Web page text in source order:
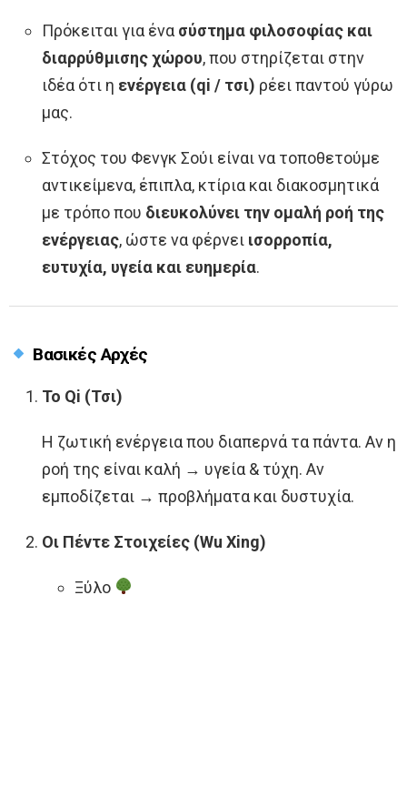
Πρόκειται για ένα σύστημα φιλοσοφίας και
διαρρύθμισης χώρου, που στηρίζεται στην
ιδέα ότι η ενέργεια (qi / τσι) ρέει παντού γύρω
μας.
Στόχος του Φενγκ Σούι είναι να τοποθετούμε
αντικείμενα, έπιπλα, κτίρια και διακοσμητικά
με τρόπο που διευκολύνει την ομαλή ροή της
ενέργειας, ώστε να φέρνει ισορροπία,
ευτυχία, υγεία και ευημερία.
Βασικές Αρχές
Το Qi (Τσι)
Η ζωτική ενέργεια που διαπερνά τα πάντα. Αν η
ροή της είναι καλή → υγεία & τύχη. Αν
εμποδίζεται → προβλήματα και δυστυχία.
Οι Πέντε Στοιχείες (Wu Xing)
Ξύλο